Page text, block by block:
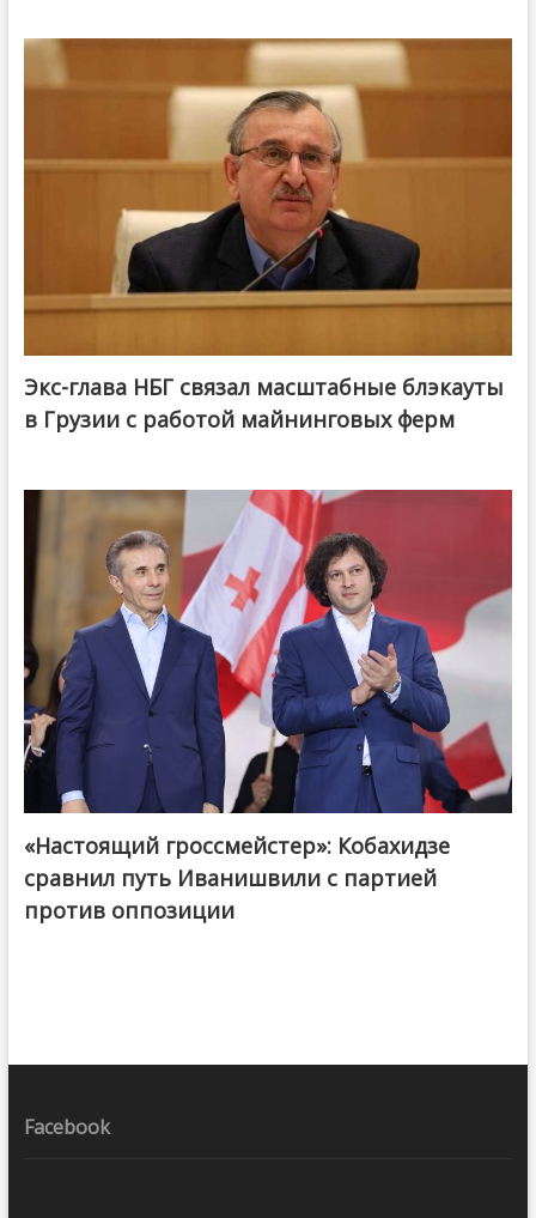
Экс-глава НБГ связал масштабные блэкауты
в Грузии с работой майнинговых ферм
@ქართული ოცნება / Georgian Dream
«Настоящий гроссмейстер»: Кобахидзе
сравнил путь Иванишвили с партией
против оппозиции
Facebook